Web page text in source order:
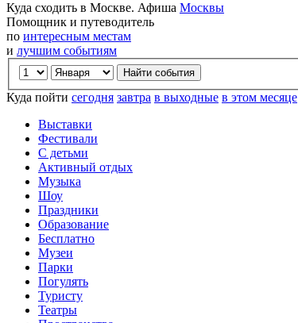
Куда сходить в Москве. Афиша Москвы
Помощник и путеводитель
по интересным местам
и лучшим событиям
Куда пойти сегодня завтра в выходные в этом месяце
Выставки
Фестивали
С детьми
Активный отдых
Музыка
Шоу
Праздники
Образование
Бесплатно
Музеи
Парки
Погулять
Туристу
Театры